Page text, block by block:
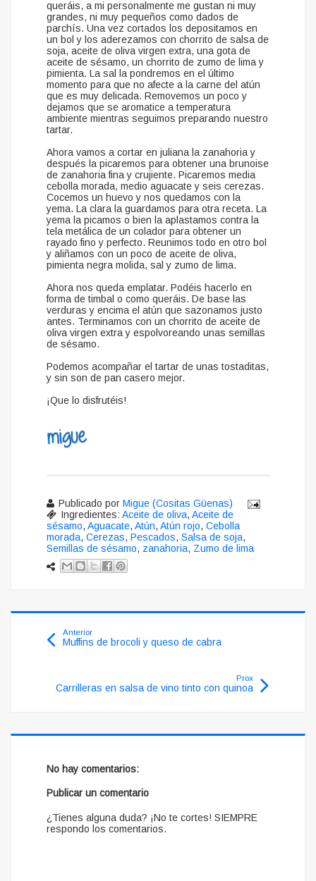
queráis, a mi personalmente me gustan ni muy
grandes, ni muy pequeños como dados de
parchís. Una vez cortados los depositamos en
un bol y los aderezamos con chorrito de salsa de
soja, aceite de oliva virgen extra, una gota de
aceite de sésamo, un chorrito de zumo de lima y
pimienta. La sal la pondremos en el último
momento para que no afecte a la carne del atún
que es muy delicada. Removemos un poco y
dejamos que se aromatice a temperatura
ambiente mientras seguimos preparando nuestro
tartar.
Ahora vamos a cortar en juliana la zanahoria y
después la picaremos para obtener una brunoise
de zanahoria fina y crujiente. Picaremos media
cebolla morada, medio aguacate y seis cerezas.
Cocemos un huevo y nos quedamos con la
yema. La clara la guardamos para otra receta. La
yema la picamos o bien la aplastamos contra la
tela metálica de un colador para obtener un
rayado fino y perfecto. Reunimos todo en otro bol
y aliñamos con un poco de aceite de oliva,
pimienta negra molida, sal y zumo de lima.
Ahora nos queda emplatar. Podéis hacerlo en
forma de timbal o como queráis. De base las
verduras y encima el atún que sazonamos justo
antes. Terminamos con un chorrito de aceite de
oliva virgen extra y espolvoreando unas semillas
de sésamo.
Podemos acompañar el tartar de unas tostaditas,
y sin son de pan casero mejor.
¡Que lo disfrutéis!
Publicado por Migue (Cositas Güenas)
Ingredientes: Aceite de oliva, Aceite de
sésamo, Aguacate, Atún, Atún rojo, Cebolla
morada, Cerezas, Pescados, Salsa de soja,
Semillas de sésamo, zanahoria, Zumo de lima
Anterior
Muffins de brocoli y queso de cabra
Prox
Carrilleras en salsa de vino tinto con quinoa
No hay comentarios:
Publicar un comentario
¿Tienes alguna duda? ¡No te cortes! SIEMPRE
respondo los comentarios.